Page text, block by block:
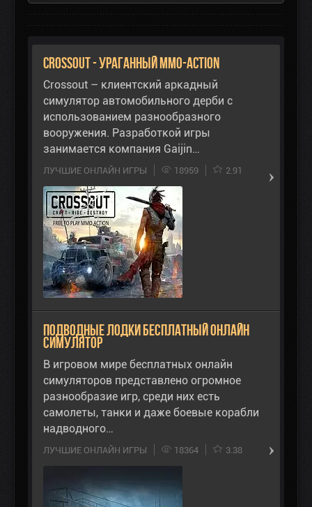
Crossout - ураганный ММО-Action
Crossout – клиентский аркадный
симулятор автомобильного дерби с
использованием разнообразного
вооружения. Разработкой игры
занимается компания Gaijin…
ЛУЧШИЕ ОНЛАЙН ИГРЫ 18959 2.91
Подводные Лодки бесплатный онлайн
симулятор
В игровом мире бесплатных онлайн
симуляторов представлено огромное
разнообразие игр, среди них есть
самолеты, танки и даже боевые корабли
надводного…
ЛУЧШИЕ ОНЛАЙН ИГРЫ 18364 3.38